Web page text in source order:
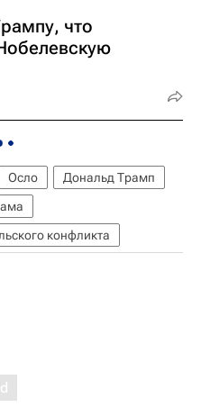
что
Осло
Дональд Трамп
конфликта